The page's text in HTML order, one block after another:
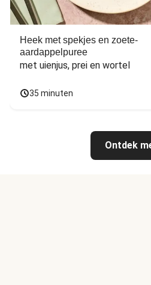
Heek met spekjes en zoete-
aardappelpuree
met uienjus, prei en wortel
35 minuten
Ontdek